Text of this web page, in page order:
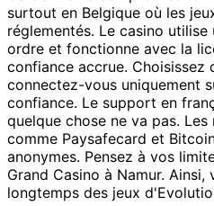
surtout en Belgique où les
réglementés. Le casino
ordre et fonctionne avec la
confiance accrue.
connectez-vous uniquement
confiance. Le support en
quelque chose ne va pas.
comme Paysafecard et
anonymes. Pensez à vos
Grand Casino à Namur.
longtemps des jeux